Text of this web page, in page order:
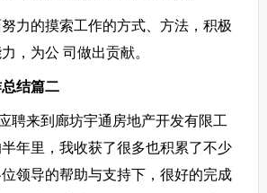
的摸索工作的方式、方法，积极
，为公 司做出贡献。
结篇二
来到廊坊宇通房地产开发有限工
年里，我收获了很多也积累了不少
领导的帮助与支持下，很好的完成